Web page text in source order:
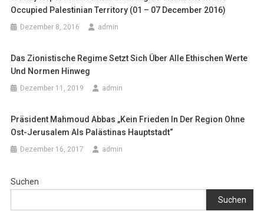
Occupied Palestinian Territory (01 – 07 December 2016)
Dezember 8, 2016 admin
Das Zionistische Regime Setzt Sich Über Alle Ethischen Werte
Und Normen Hinweg
Dezember 11, 2019 admin
Präsident Mahmoud Abbas „Kein Frieden In Der Region Ohne
Ost-Jerusalem Als Palästinas Hauptstadt“
Dezember 16, 2017 admin
Suchen
Suchen